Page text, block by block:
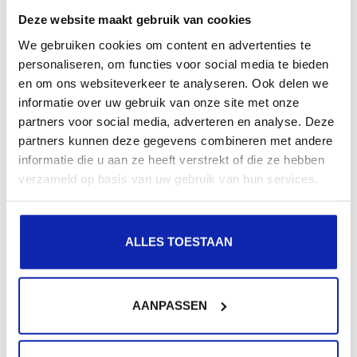
Deze website maakt gebruik van cookies
We gebruiken cookies om content en advertenties te
personaliseren, om functies voor social media te bieden
en om ons websiteverkeer te analyseren. Ook delen we
informatie over uw gebruik van onze site met onze
partners voor social media, adverteren en analyse. Deze
partners kunnen deze gegevens combineren met andere
informatie die u aan ze heeft verstrekt of die ze hebben
verzameld op basis van uw gebruik van hun services.
ALLES TOESTAAN
AANPASSEN
Hoe gebruik ik SSH?
SSH ook gekend als Secure Shell is een protocol
waarmee het mogelijk is om op een veilige manier
machines te...